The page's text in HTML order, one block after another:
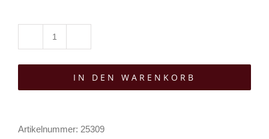
T-
Menge
IN DEN WARENKORB
Artikelnummer: 25309